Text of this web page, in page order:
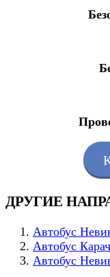
ДРУГИЕ
Автобус
Автобус
Автобус